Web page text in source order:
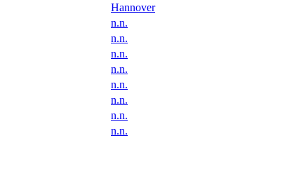
Hannover
n.n.
n.n.
n.n.
n.n.
n.n.
n.n.
n.n.
n.n.